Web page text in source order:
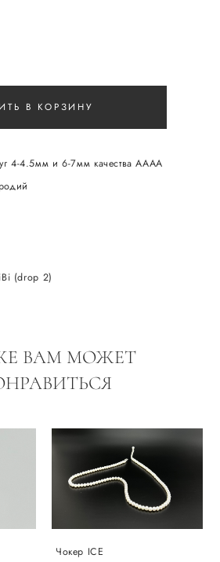
В КОРЗИНУ
4-4.5мм и 6-7мм качества АААА
(drop 2)
ВАМ МОЖЕТ
Чокер ICE